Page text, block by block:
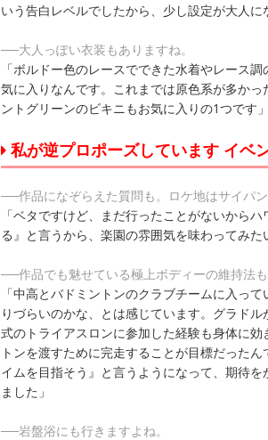
いう告白レベルでしたから、少し設定が大人に
──大人っぽい衣装もありますね。
「ボルドー色のレースでできた水着やレース
気に入りなんです。これまでは原色系が多か
ントグリーンのビキニもお気に入りの1つです」
私が逆プロポーズしています イベ
──作品になぞらえた質問も。ロケ地はサイパ
「ベタですけど、まだ行ったことがないから
る』と言うから、楽園の雰囲気を味わってみた
──作品でも魅せている極上ボディーの維持法も
「中高とバドミントンのクラブチームに入っ
りづらいのかな、とは感じています。グラド
式のトライアスロンに参加した経験も身体に
トンを渡すために完走することが目標だった
イムを目指そう』と言うようになって、期待
ました」
──岩盤浴にも行きますよね。